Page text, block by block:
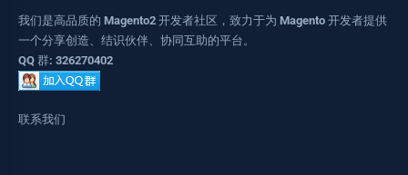
我们是高品质的 Magento2 开发者社区，致力于为 Magento 开发者提供
一个分享创造、结识伙伴、协同互助的平台。
QQ 群: 326270402
联系我们